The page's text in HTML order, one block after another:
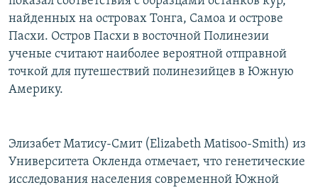
найденных на островах Тонга, Самоа и острове
Пасхи. Остров Пасхи в восточной Полинезии
ученые считают наиболее вероятной отправной
точкой для путешествий полинезийцев в Южную
Америку.
Элизабет Матису-Смит (Elizabeth Matisoo-Smith) из
Университета Окленда отмечает, что генетические
исследования населения современной Южной